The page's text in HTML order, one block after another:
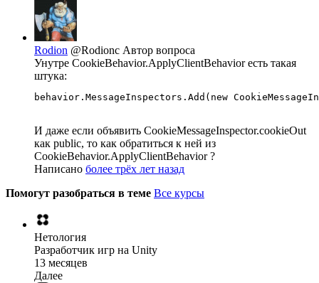
Rodion @Rodionc Автор вопроса
Унутре CookieBehavior.ApplyClientBehavior есть такая
штука:
behavior.MessageInspectors.Add(new
И даже если объявить CookieMessageInspector.cookieOut
как public, то как обратиться к ней из
CookieBehavior.ApplyClientBehavior ?
Написано более трёх лет назад
Помогут разобраться в теме Все курсы
Нетология
Разработчик игр на Unity
13 месяцев
Далее